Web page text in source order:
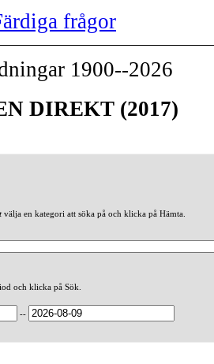
frågor
1900--2026
DIREKT (2017)
välja en kategori att söka på och klicka på Hämta.
och klicka på Sök.
--